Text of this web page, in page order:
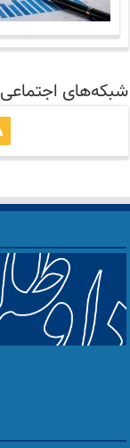
شبکه‌های اجتماعی